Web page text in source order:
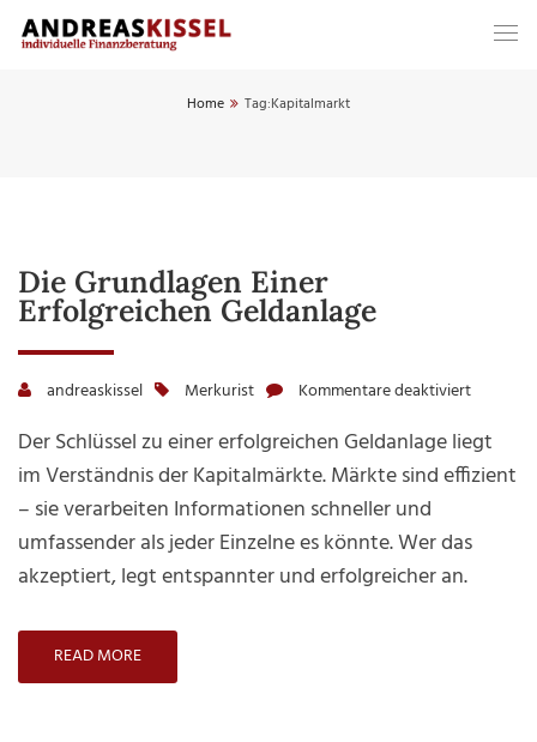
Home Tag:Kapitalmarkt
Die Grundlagen Einer
Erfolgreichen Geldanlage
andreaskissel Merkurist Kommentare deaktiviert
Der Schlüssel zu einer erfolgreichen Geldanlage liegt
im Verständnis der Kapitalmärkte. Märkte sind effizient
– sie verarbeiten Informationen schneller und
umfassender als jeder Einzelne es könnte. Wer das
akzeptiert, legt entspannter und erfolgreicher an.
READ MORE